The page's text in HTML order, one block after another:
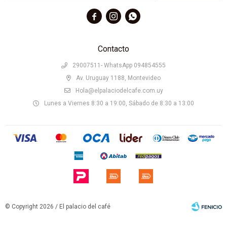
Contacto
29007511- WhatsApp 094854555
Av. Uruguay 1188, Montevideo
Hola@elpalaciodelcafe.com.uy
Lunes a Viernes 8:30 a 19:00, Sábado de 8:30 a 13:00
  
© Copyright 2026 / El palacio del café